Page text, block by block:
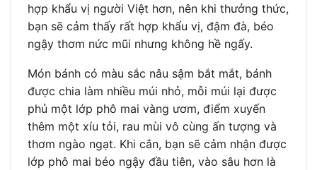
hợp khẩu vị người Việt hơn, nên khi thưởng thức,
bạn sẽ cảm thấy rất hợp khẩu vị, đậm đà, béo
ngậy thơm nức mũi nhưng không hề ngấy.
Món bánh có màu sắc nâu sậm bắt mắt, bánh
được chia làm nhiều múi nhỏ, mỗi múi lại được
phủ một lớp phô mai vàng ươm, điểm xuyến
thêm một xíu tỏi, rau mùi vô cùng ấn tượng và
thơm ngào ngạt. Khi cắn, bạn sẽ cảm nhận được
lớp phô mai béo ngậy đầu tiên, vào sâu hơn là